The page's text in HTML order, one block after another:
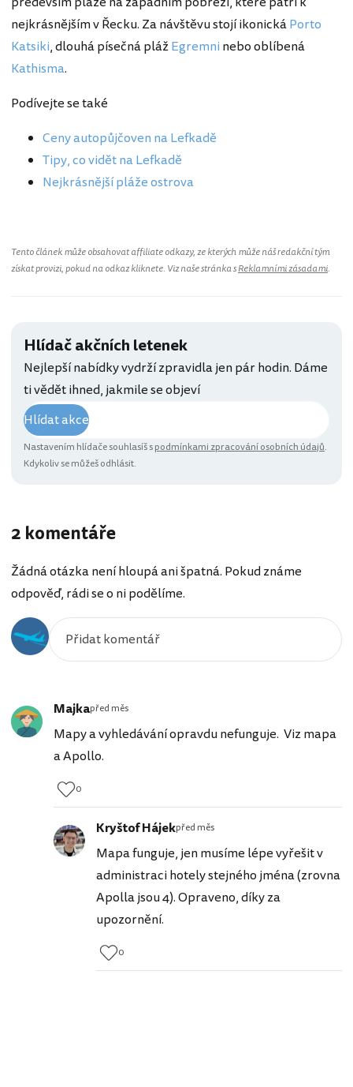
nejkrásnějším v Řecku. Za návštěvu stojí ikonickáPorto
Katsiki, dlouhá písečná plážEgremni nebo oblíbená
Kathisma.
Podívejte se také
Ceny autopůjčoven na Lefkadě
Tipy, co vidět na Lefkadě
Nejkrásnější pláže ostrova
Tento článek může obsahovat affiliate odkazy, ze kterých může náš redakční tým
získat provizi, pokud na odkaz kliknete. Viz naše stránka sReklamními zásadami.
Hlídač akčních letenek
Nejlepší nabídky vydrží zpravidla jen pár hodin. Dáme
ti vědět ihned, jakmile se objeví
Hlídat akce
Nastavením hlídače souhlasíš spodmínkami zpracování osobních údajů.
Kdykoliv se můžeš odhlásit.
2 komentáře
Žádná otázka není hloupá ani špatná. Pokud známe
odpověď, rádi se o ni podělíme.
Majkapřed měs
Mapy a vyhledávání opravdu nefunguje. Viz mapa
a Apollo.
0
Kryštof Hájekpřed měs
Mapa funguje, jen musíme lépe vyřešit v
administraci hotely stejného jména (zrovna
Apolla jsou 4). Opraveno, díky za
upozornění.
0